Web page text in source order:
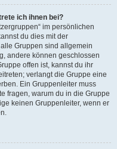
ich ihnen bei?
im persönlichen
du dies mit der
Gruppen sind allgemein
andere können geschlossen
offen ist, kannst du ihr
verlangt die Gruppe eine
Ein Gruppenleiter muss
fragen, warum du in die Gruppe
keinen Gruppenleiter, wenn er